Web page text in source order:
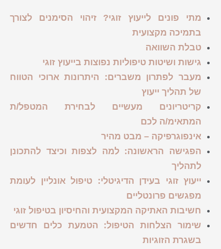
מתי פונים לייעוץ זוגי? זיהוי הסימנים לצורך
בתמיכה מקצועית
טבלת השוואה
גישות ושיטות טיפוליות נפוצות בייעוץ זוגי
מעבר לפתרון משברים: היתרונות ארוכי הטווח
של תהליך ייעוץ
קריטריונים מעשיים לבחירת המטפל/ת
המתאימ/ה לכם
אינפוגרפיקה – מבט מהיר
הפגישה הראשונה: למה לצפות וכיצד להתכונן
לתהליך
ייעוץ זוגי בעידן הדיגיטלי: טיפול אונליין לעומת
מפגשים פרונטליים
חשיבות האתיקה המקצועית והחיסיון בטיפול זוגי
שימור הצלחות הטיפול: הטמעת כלים חדשים
בשגרת הזוגיות